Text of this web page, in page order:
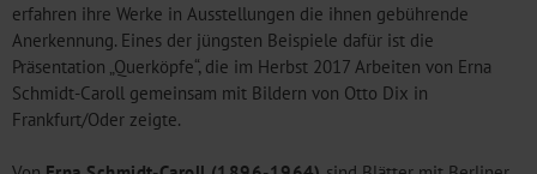
erfahren ihre Werke in Ausstellungen die ihnen gebührende
Anerkennung. Eines der jüngsten Beispiele dafür ist die
Präsentation „Querköpfe“, die im Herbst 2017 Arbeiten von Erna
Schmidt-Caroll gemeinsam mit Bildern von Otto Dix in
Frankfurt/Oder zeigte.